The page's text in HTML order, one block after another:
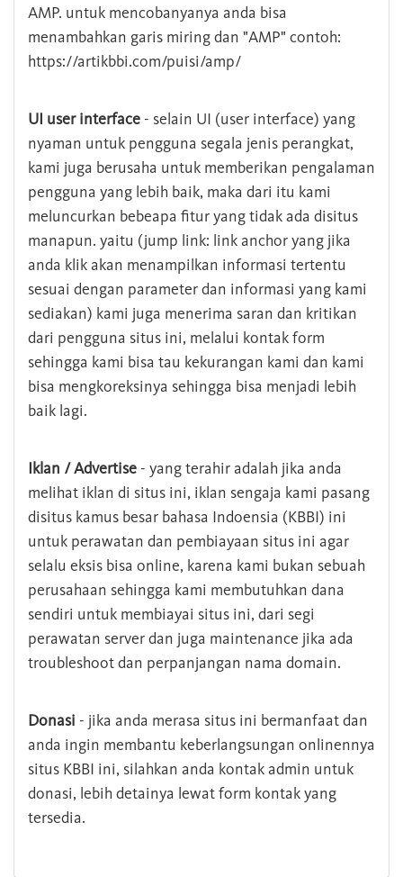
AMP. untuk mencobanyanya anda bisa
menambahkan garis miring dan "AMP" contoh:
https://artikbbi.com/puisi/amp/
UI user interface - selain UI (user interface) yang
nyaman untuk pengguna segala jenis perangkat,
kami juga berusaha untuk memberikan pengalaman
pengguna yang lebih baik, maka dari itu kami
meluncurkan bebeapa fitur yang tidak ada disitus
manapun. yaitu (jump link: link anchor yang jika
anda klik akan menampilkan informasi tertentu
sesuai dengan parameter dan informasi yang kami
sediakan) kami juga menerima saran dan kritikan
dari pengguna situs ini, melalui kontak form
sehingga kami bisa tau kekurangan kami dan kami
bisa mengkoreksinya sehingga bisa menjadi lebih
baik lagi.
Iklan / Advertise - yang terahir adalah jika anda
melihat iklan di situs ini, iklan sengaja kami pasang
disitus kamus besar bahasa Indoensia (KBBI) ini
untuk perawatan dan pembiayaan situs ini agar
selalu eksis bisa online, karena kami bukan sebuah
perusahaan sehingga kami membutuhkan dana
sendiri untuk membiayai situs ini, dari segi
perawatan server dan juga maintenance jika ada
troubleshoot dan perpanjangan nama domain.
Donasi - jika anda merasa situs ini bermanfaat dan
anda ingin membantu keberlangsungan onlinennya
situs KBBI ini, silahkan anda kontak admin untuk
donasi, lebih detainya lewat form kontak yang
tersedia.